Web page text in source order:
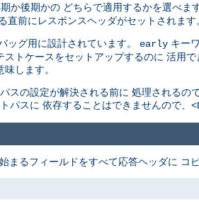
か後期かの どちらで適用するかを選べ
直前にレスポンスヘッダがセットされま
ッグ用に設計されています。 early キー
ストケースをセットアップするのに 活用
します。
スの設定が解決される前に 処理される
パスに 依存することはできませんので、
まるフィールドをすべて応答ヘッダに コ